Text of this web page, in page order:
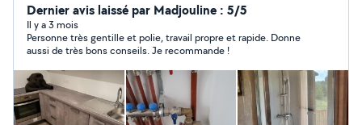
Dernier avis laissé par Madjouline : 5/5
Il y a 3 mois
Personne très gentille et polie, travail propre et rapide. Donne
aussi de très bons conseils. Je recommande !